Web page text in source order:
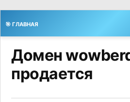
🎯 ГЛАВНАЯ
Домен
продается